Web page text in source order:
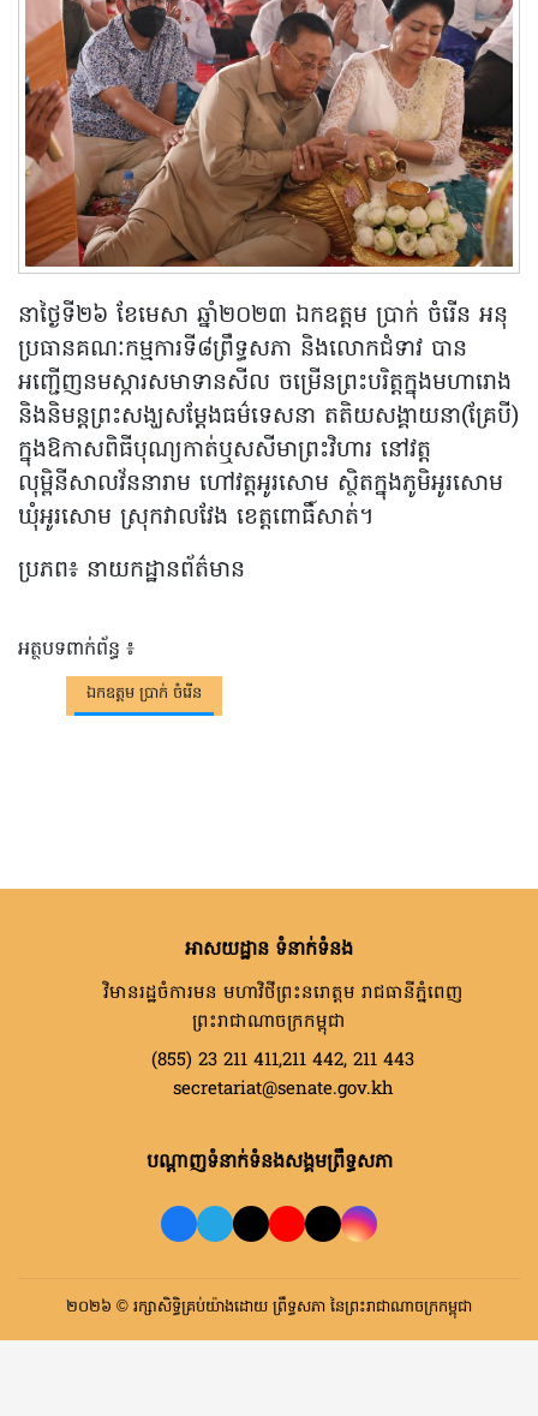
នាថ្ងៃទី២៦ ខែមេសា ឆ្នាំ២០២៣ ឯកឧត្តម ប្រាក់ ចំរើន អនុ
ប្រធានគណៈកម្មការទី៨ព្រឹទ្ធសភា និងលោកជំទាវ បាន
អញ្ជើញនមស្ការសមាទានសីល ចម្រើនព្រះបរិត្តក្នុងមហារោង
និងនិមន្តព្រះសង្ឃសម្តែងធម៌ទេសនា តតិយសង្គាយនា(គ្រែបី)
ក្នុងឱកាសពិធីបុណ្យកាត់ឬសសីមាព្រះវិហារ នៅវត្ត
លុម្ពិនីសាលវ័ននារាម ហៅវត្តអូរសោម ស្ថិតក្នុងភូមិអូរសោម
ឃុំអូរសោម ស្រុកវាលវែង ខេត្តពោធិ៍សាត់។
ប្រភព៖ នាយកដ្ឋានព័ត៌មាន
អត្ថបទពាក់ព័ន្ធ ៖
ឯកឧត្តម ប្រាក់ ចំរើន
អាសយដ្ឋាន ទំនាក់ទំនង
វិមានរដ្ឋចំការមន មហាវិថីព្រះនរោត្តម រាជធានីភ្នំពេញ
ព្រះរាជាណាចក្រកម្ពុជា
(855) 23 211 411,211 442, 211 443
secretariat@senate.gov.kh
បណ្តាញទំនាក់ទំនងសង្គមព្រឹទ្ធសភា
២០២៦ © រក្សាសិទ្ធិគ្រប់យ៉ាងដោយ ព្រឹទ្ធសភា នៃព្រះរាជាណាចក្រកម្ពុជា